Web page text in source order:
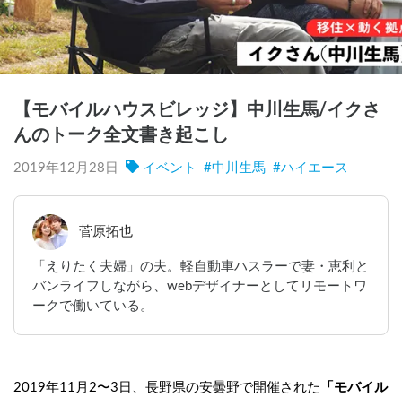
【モバイルハウスビレッジ】中川生馬/イクさ
んのトーク全文書き起こし
2019年12月28日 イベント #中川生馬 #ハイエース
菅原拓也
「えりたく夫婦」の夫。軽自動車ハスラーで妻・恵利と
バンライフしながら、webデザイナーとしてリモートワ
ークで働いている。
2019年11月2〜3日、 長野県の安曇野で開催された
「モバイル